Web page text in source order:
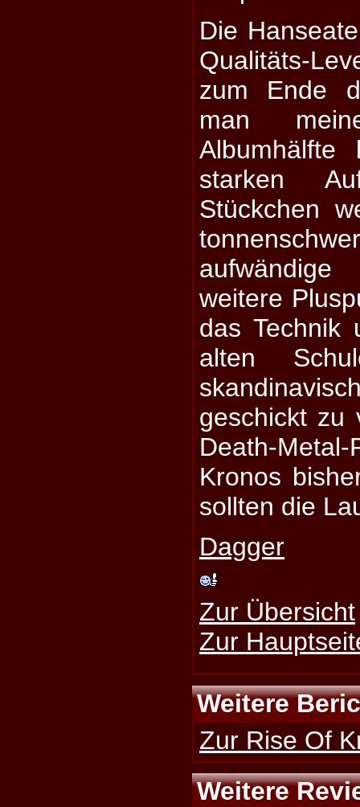
Die
Qualitäts-
zum Ende
man
starken
Stückchen
weitere
das Technik
alten
geschickt zu
Death-
Kronos
sollten die
Dagger
Zur Übersicht
Zur
Weitere
Zur Rise Of
Weitere